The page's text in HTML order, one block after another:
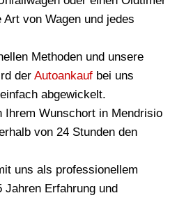
von Wagen und jedes
Methoden und unsere
der Autoankauf bei uns
abgewickelt.
Ihrem Wunschort in Mendrisio
von 24 Stunden den
uns als professionellem
Jahren Erfahrung und